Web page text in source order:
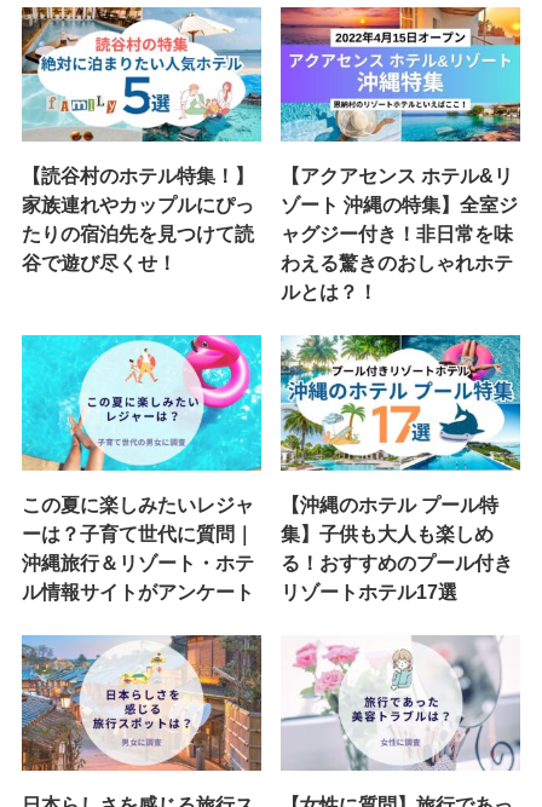
【読谷村のホテル特集！】
家族連れやカップルにぴっ
たりの宿泊先を見つけて読
谷で遊び尽くせ！
【アクアセンス ホテル&リ
ゾート 沖縄の特集】全室ジ
ャグジー付き！非日常を味
わえる驚きのおしゃれホテ
ルとは？！
この夏に楽しみたいレジャ
ーは？子育て世代に質問｜
沖縄旅行＆リゾート・ホテ
ル情報サイトがアンケート
【沖縄のホテル プール特
集】子供も大人も楽しめ
る！おすすめのプール付き
リゾートホテル17選